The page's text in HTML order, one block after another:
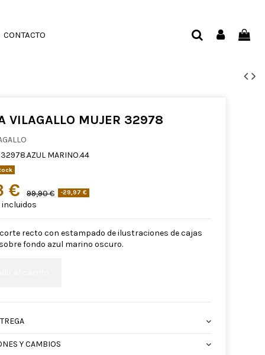
CONTACTO
VILAGALLO MUJER 32978
32978.AZUL MARINO.44
€ 99,90 € -29,97 €
recto con estampado de ilustraciones de cajas
fondo azul marino oscuro.
Y CAMBIOS